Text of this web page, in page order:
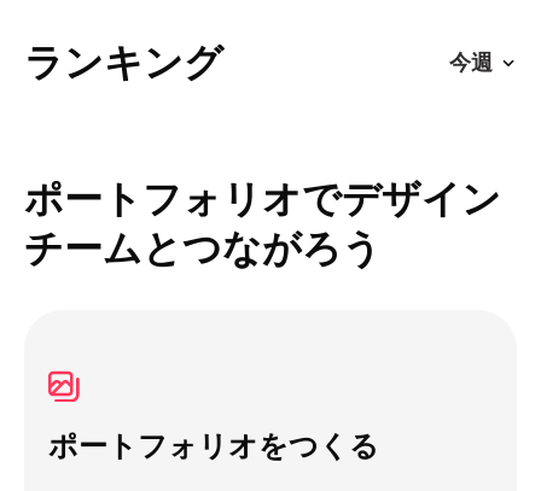
ランキング
ポートフォリオでデザイン
チームとつながろう
ポートフォリオをつくる